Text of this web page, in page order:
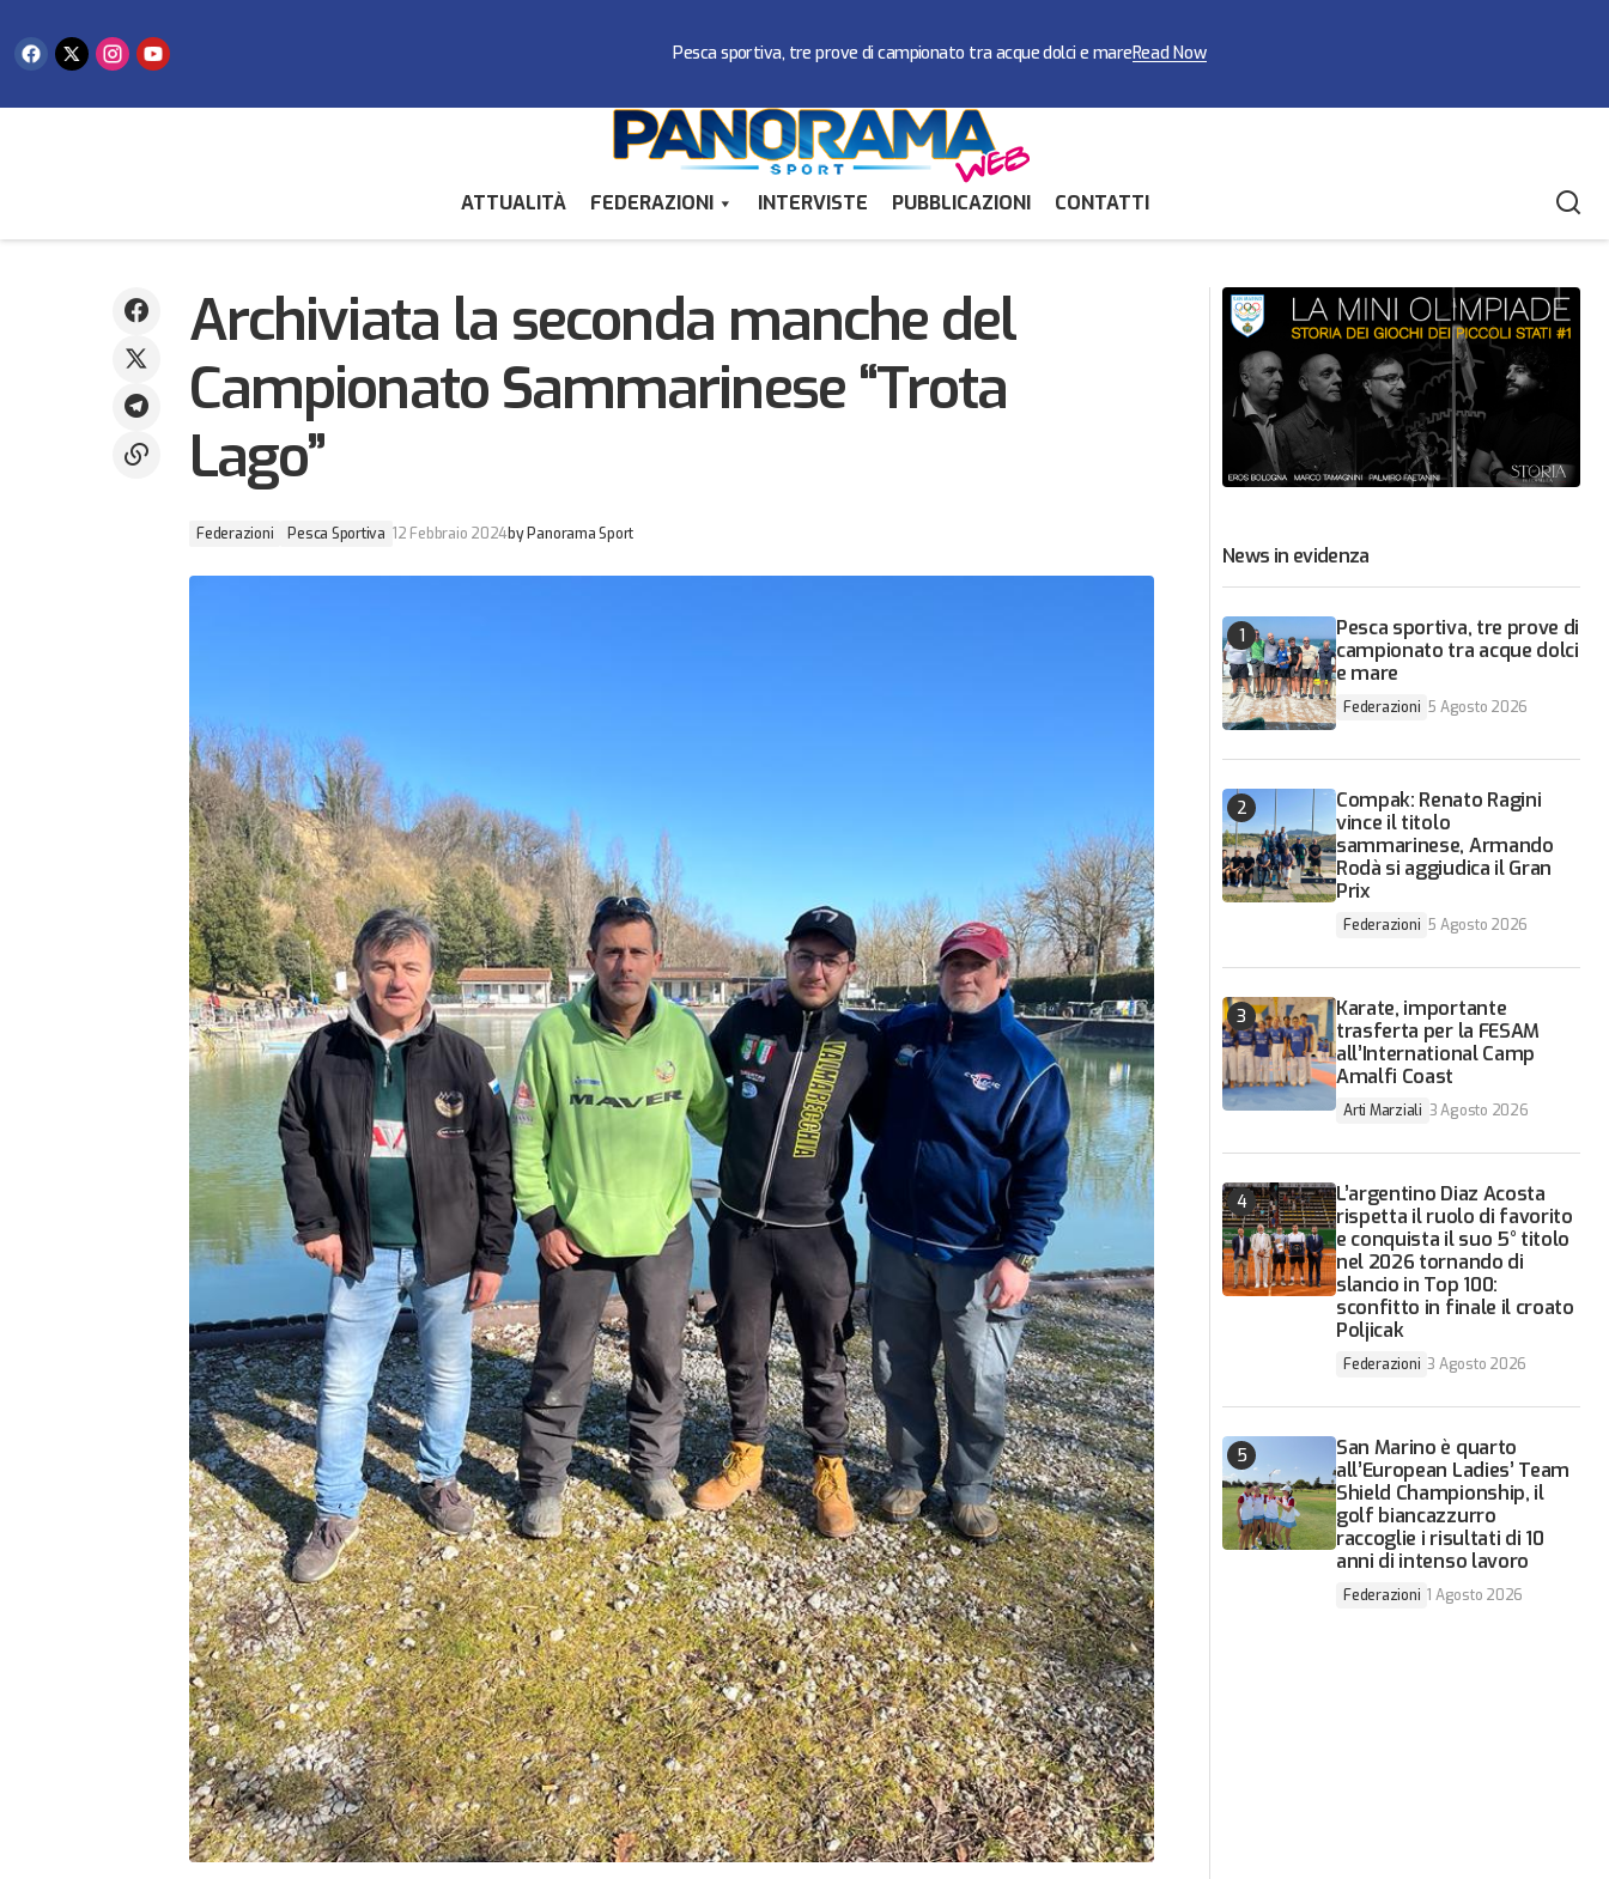
Pesca sportiva, tre prove di campionato tra acque dolci e mareRead Now
ATTUALITÀ FEDERAZIONI INTERVISTE PUBBLICAZIONI CONTATTI
Campionato Provinciale Federale
Archiviata la seconda manche del
Campionato Sammarinese “Trota
Lago”
Federazioni Pesca Sportiva 12 Febbraio 2024by Panorama Sport
News in evidenza
Pesca sportiva, tre prove di
campionato tra acque dolci
e mare
Federazioni 5 Agosto 2026
Compak: Renato Ragini
vince il titolo
sammarinese, Armando
Rodà si aggiudica il Gran
Prix
Federazioni 5 Agosto 2026
Karate, importante
trasferta per la FESAM
all’International Camp
Amalfi Coast
Arti Marziali 3 Agosto 2026
L’argentino Diaz Acosta
rispetta il ruolo di favorito
e conquista il suo 5° titolo
nel 2026 tornando di
slancio in Top 100:
sconfitto in finale il croato
Poljicak
Federazioni 3 Agosto 2026
San Marino è quarto
all’European Ladies’ Team
Shield Championship, il
golf biancazzurro
raccoglie i risultati di 10
anni di intenso lavoro
Federazioni 1 Agosto 2026